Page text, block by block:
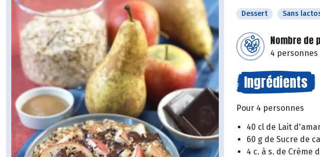
Dessert Sans
Nombre de
4 personnes
Ingrédients
Pour 4 personnes
40 cl de Lait
60 g de Sucre de
4 c. à s. de Crème